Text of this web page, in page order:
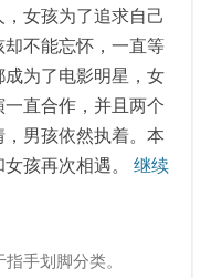
女孩为了追求自己
不能忘怀，一直等
为了电影明星，女
直合作，并且两个
男孩依然执着。本
女孩再次相遇。继续
指手划脚分类。